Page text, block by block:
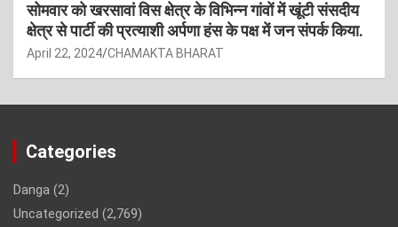
सोमवार को खरसावां विस क्षेत्र के विभिन्न गांवों में खूंटी संसदीय
क्षेत्र से पार्टी की प्रत्याशी अर्पणा हंस के पक्ष में जन संपर्क किया.
April 22, 2024 CHAMAKTA BHARAT
Categories
Danga (2)
Uncategorized (2,769)